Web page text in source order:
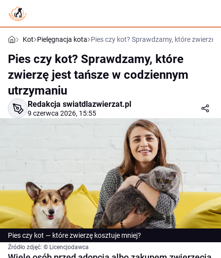
Kot Pielęgnacja kota Pies czy kot? Sprawdzamy, które zwierzę
Pies czy kot? Sprawdzamy, które
zwierzę jest tańsze w codziennym
utrzymaniu
Redakcja swiatdlazwierzat.pl
9 czerwca 2026, 15:55
Pies czy kot — które zwierzę kosztuje mniej?
Źródło zdjęć: © Licencjodawca